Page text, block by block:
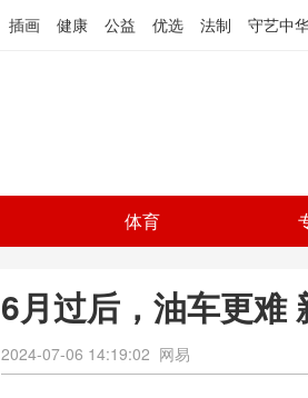
插画 健康 公益 优选 法制 守艺中
体育
6月过后，油车更难
2024-07-06 14:19:02 网易